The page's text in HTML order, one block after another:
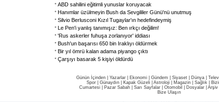
ABD sahilini eğitimli yunuslar koruyacak
Hanımlar üzülmeyin Bush da Sevgililer Günü'nü unutmuş
Silvio Berlusconi Kızıl Tugaylar'ın hedefindeymiş
Le Pen'i yanlış tanımışız: Ben ırkçı değilim!
'Rus askerler fuhuşa zorlanıyor' iddiası
Bush'un başarısı 650 bin Iraklıyı öldürmek
Bir yıl ömrü kalan adama piyango çıktı
Çarşıyı basarak 5 kişiyi öldürdü
Günün İçinden Yazarlar Ekonomi Gündem Siyaset Dünya |
Spor
Günaydın Kapak Güzeli Astroloji Magazin Sağlık
Cumartesi
Pazar Sabah Sarı Sayfalar Otomobil Dosyalar Arşiv
Bize Ulaşın